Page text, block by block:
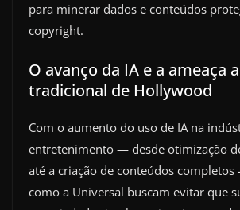
para minerar dados e conteúdos
copyright.
O avanço da IA e a ameaça
tradicional de Hollywood
Com o aumento do uso de IA na
entretenimento — desde otimização
até a criação de conteúdos
como a Universal buscam evitar que